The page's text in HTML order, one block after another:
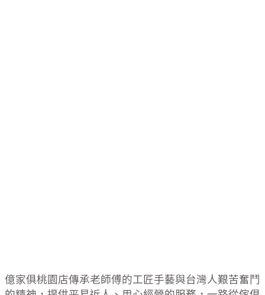
億家俱桃園店傳承老師傅的工匠手藝與台灣人艱苦奮鬥